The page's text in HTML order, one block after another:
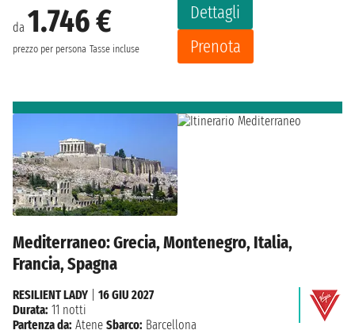
da 1.746 €
prezzo per persona Tasse incluse
Dettagli
Prenota
Mediterraneo: Grecia, Montenegro, Italia,
Francia, Spagna
RESILIENT LADY
16 GIU 2027
Durata: 11 notti
Partenza da: Atene Sbarco: Barcellona